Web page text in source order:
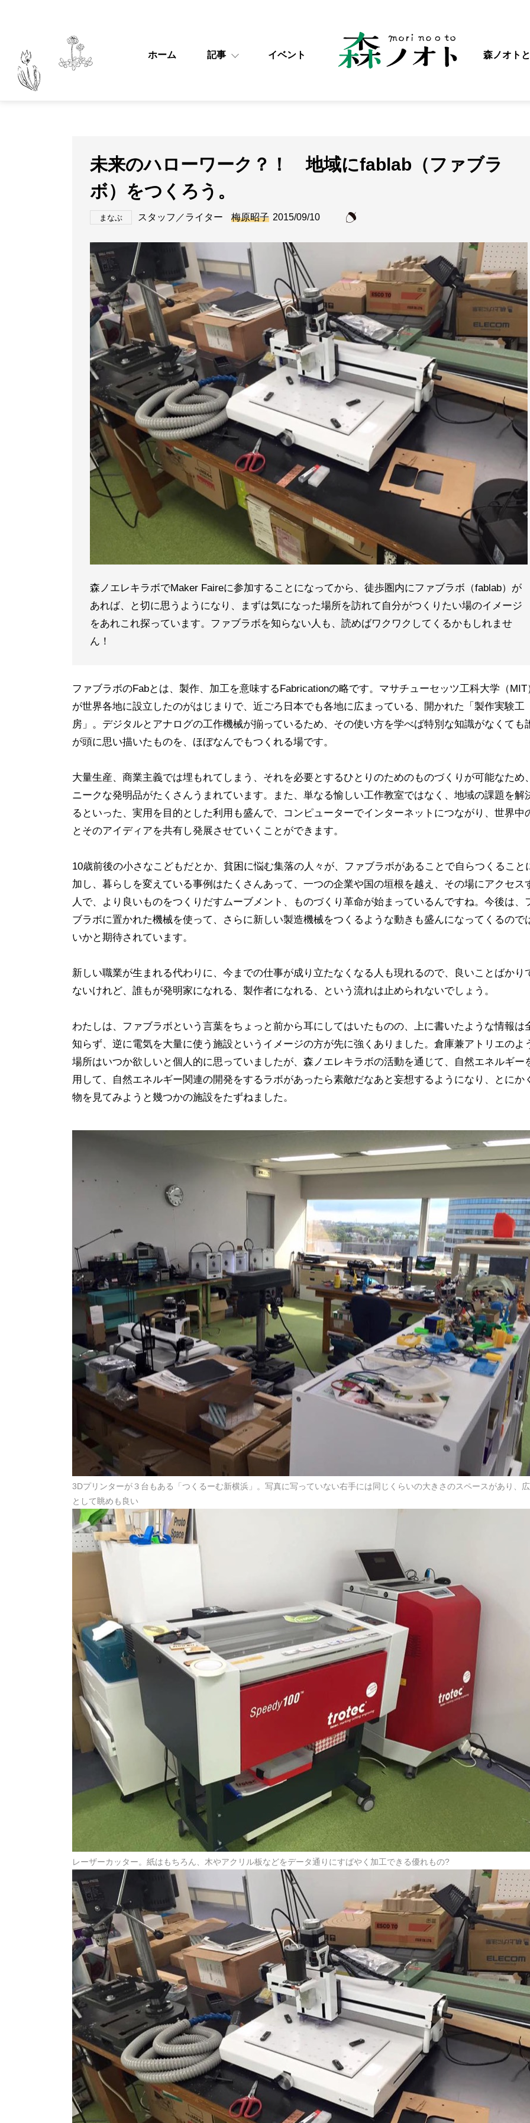
ホーム 記事 イベント 森ノオト
未来のハローワーク？！ 地域にfablab（ファブラ
ボ）をつくろう。
まなぶ スタッフ／ライター 梅原昭子 2015/09/10
森ノエレキラボでMaker Faireに参加することになってから、徒歩圏内にファブラボ（fablab）が
あれば、と切に思うようになり、まずは気になった場所を訪れて自分がつくりたい場のイメージ
をあれこれ探っています。ファブラボを知らない人も、読めばワクワクしてくるかもしれませ
ん！
ファブラボのFabとは、製作、加工を意味するFabricationの略です。マサチューセッツ工科大学（MIT
が世界各地に設立したのがはじまりで、近ごろ日本でも各地に広まっている、開かれた「製作実験工
房」。デジタルとアナログの工作機械が揃っているため、その使い方を学べば特別な知識がなくても
が頭に思い描いたものを、ほぼなんでもつくれる場です。
大量生産、商業主義では埋もれてしまう、それを必要とするひとりのためのものづくりが可能なため
ニークな発明品がたくさんうまれています。また、単なる愉しい工作教室ではなく、地域の課題を解
るといった、実用を目的とした利用も盛んで、コンピューターでインターネットにつながり、世界中
とそのアイディアを共有し発展させていくことができます。
10歳前後の小さなこどもだとか、貧困に悩む集落の人々が、ファブラボがあることで自らつくること
加し、暮らしを変えている事例はたくさんあって、一つの企業や国の垣根を越え、その場にアクセス
人で、より良いものをつくりだすムーブメント、ものづくり革命が始まっているんですね。今後は、
ブラボに置かれた機械を使って、さらに新しい製造機械をつくるような動きも盛んになってくるので
いかと期待されています。
新しい職業が生まれる代わりに、今までの仕事が成り立たなくなる人も現れるので、良いことばかり
ないけれど、誰もが発明家になれる、製作者になれる、という流れは止められないでしょう。
わたしは、ファブラボという言葉をちょっと前から耳にしてはいたものの、上に書いたような情報は
知らず、逆に電気を大量に使う施設というイメージの方が先に強くありました。倉庫兼アトリエのよ
場所はいつか欲しいと個人的に思っていましたが、森ノエレキラボの活動を通じて、自然エネルギー
用して、自然エネルギー関連の開発をするラボがあったら素敵だなあと妄想するようになり、とにか
物を見てみようと幾つかの施設をたずねました。
3Dプリンターが３台もある「つくるーむ新横浜」。写真に写っていない右手には同じくらいの大きさのスペースがあり、
として眺めも良い
レーザーカッター。紙はもちろん、木やアクリル板などをデータ通りにすばやく加工できる優れもの?